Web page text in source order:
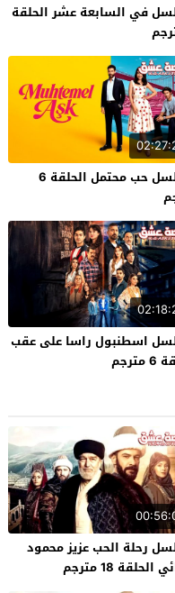
في السابعة عشر الحلقة
مسلسل حب محتمل الحلقة 6
اسطنبول راسا على عقب
رحلة الحب عزيز محمود
18 مترجم